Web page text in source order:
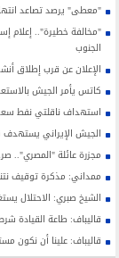
"معطى" يرصد تصاعد
"مخالفة خطيرة".. إعلام
الجنوب
الإعلان عن قرب إطلاق
كاتس يأمر الجيش
استهداف ناقلتي نفط
الجيش الإيراني يستهدف
مجزرة عائلة "المصري".. صرخة 4 أطفال أسكتتها نيران استهداف
ممداني: مذكرة توقيف
الشيخ صبري: الاحتلال
قاليباف: طاعة القيادة
قاليباف: علينا أن نكون